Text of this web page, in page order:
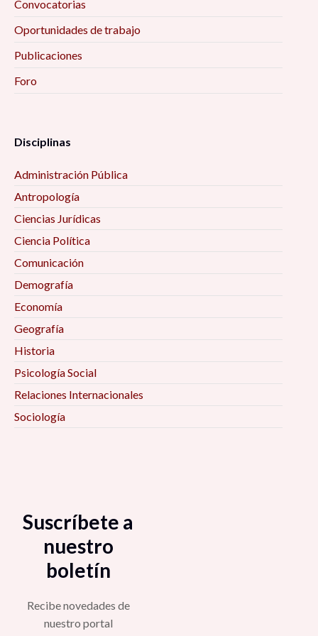
La función social de las Ciencias sociales, 6:00
Diagnóstico comunitario participativo como
Intersticios Sociales no. 24 (septiembre 2022-
febrero 2023), 6:30 pm
La música de banda sinaloense: rasgos
socioeconómicos y el boom en el entorno
Convocatorias
Oportunidades de trabajo
Publicaciones
Foro
Disciplinas
Administración Pública
Antropología
Ciencias Jurídicas
Ciencia Política
Comunicación
Demografía
Economía
Geografía
Historia
Psicología Social
Relaciones Internacionales
Sociología
Suscríbete a
nuestro
boletín
Recibe novedades de
nuestro portal